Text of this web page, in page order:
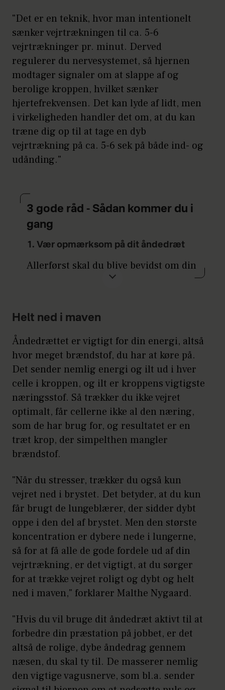
"Det er en teknik, hvor man intentionelt
sænker vejrtrækningen til ca. 5-6
vejrtrækninger pr. minut. Derved
regulerer du nervesystemet, så hjernen
modtager signaler om at slappe af og
berolige kroppen, hvilket sænker
hjertefrekvensen. Det kan lyde af lidt, men
i virkeligheden handler det om, at du kan
træne dig op til at tage en dyb
vejrtrækning på ca. 5-6 sek på både ind- og
udånding."
3 gode råd - Sådan kommer du i
gang
1. Vær opmærksom på dit åndedræt
Allerførst skal du blive bevidst om din
vejrtrækning i forskellige situationer.
bevidst om din vejrtrækning.
Vejrtrækningen er måske et af de
stærkeste værktøjer, der har en
kognitiv effekt på, hvordan du opfatter
virkeligheden, og hvordan du mærker
virkeligheden.
Så første skridt er at begynde at
opdyrke en åndedrætsbevidsthed,
hvor du holder øje med, hvordan din
vejrtrækning fungerer. Hvorfor
her? Er det, fordi jeg har travlt? Hvor
dyb er min vejrtrækning – føler jeg
mig stakåndet, eller er den rolig?
Hvordan trækker jeg vejret, når jeg
sidder efter en arbejdsdag i min sofa,
og jeg slapper af og ser en god film?
2. Luk munden, og træk vejret gennem
næsen
kæmpe forskel på grund af de mange
afstressende effekter, som det har.
3. Sænk din vejrtrækningsfrekvens
Når du sænker antallet af
Helt ned i maven
Åndedrættet er vigtigt for din energi, altså
hvor meget brændstof, du har at køre på.
Det sender nemlig energi og ilt ud i hver
celle i kroppen, og ilt er kroppens vigtigste
næringsstof. Så trækker du ikke vejret
optimalt, får cellerne ikke al den næring,
som de har brug for, og resultatet er en
træt krop, der simpelthen mangler
brændstof.
"Når du stresser, trækker du også kun
vejret ned i brystet. Det betyder, at du kun
får brugt de lungeblærer, der sidder dybt
oppe i den del af brystet. Men den største
koncentration er dybere nede i lungerne,
så for at få alle de gode fordele ud af din
vejrtrækning, er det vigtigt, at du sørger
for at trække vejret roligt og dybt og helt
ned i maven," forklarer Malthe Nygaard.
"Hvis du vil bruge dit åndedræt aktivt til at
forbedre din præstation på jobbet, er det
altså de rolige, dybe åndedrag gennem
næsen, du skal ty til. De masserer nemlig
den vigtige vagusnerve, som bl.a. sender